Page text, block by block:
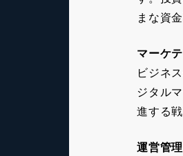
まな資
マーケ
ビジネ
ジタル
進する
運営管